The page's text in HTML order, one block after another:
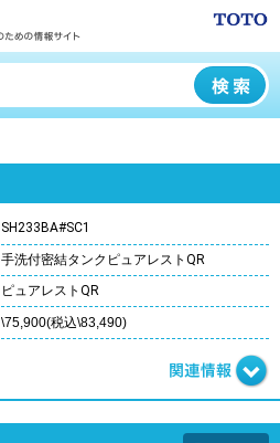
SH233BA#SC1
手洗付密結タンクピュアレストQR
ピュアレストQR
\75,900(税込\83,490)